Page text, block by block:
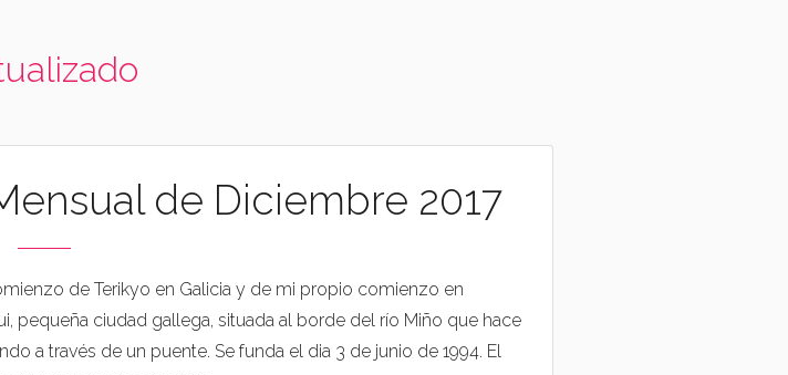
de Diciembre 2017
de Terikyo en Galicia y de mi propio comienzo en
pequeña ciudad gallega, situada al borde del río Miño que hace
a través de un puente. Se funda el dia 3 de junio de 1994. El